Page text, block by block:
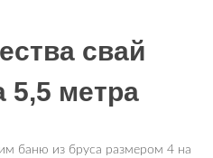
свай
5,5 метра
баню из бруса размером 4 на